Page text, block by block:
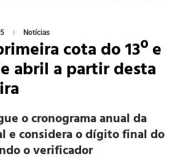
Notícias
cota do 13º e
abril a partir desta
o cronograma anual da
e considera o dígito final do
o verificador